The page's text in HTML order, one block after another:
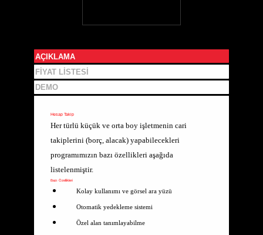
AÇIKLAMA
FIYAT LISTESI
DEMO
Hesap Takip
Her türlü küçük ve orta boy işletmenin cari
takiplerini (borç, alacak) yapabilecekleri
programımızın bazı özellikleri aşağıda
listelenmiştir.
Bazı Özellikleri
Kolay kullanımı ve görsel ara yüzü
Otomatik yedekleme sistemi
Özel alan tanımlayabilme